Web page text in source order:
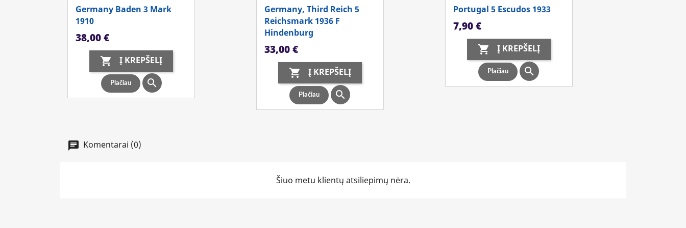
Germany Baden 3 Mark
1910
Kaina
38,00 €
 Į KREPŠELĮ
Plačiau 
Germany, Third Reich 5
Reichsmark 1936 F
Hindenburg
Kaina
33,00 €
 Į KREPŠELĮ
Plačiau 
Portugal 5 Escudos 1933
Kaina
7,90 €
 Į KREPŠELĮ
Plačiau 
Komentarai (0)
Šiuo metu klientų atsiliepimų nėra.